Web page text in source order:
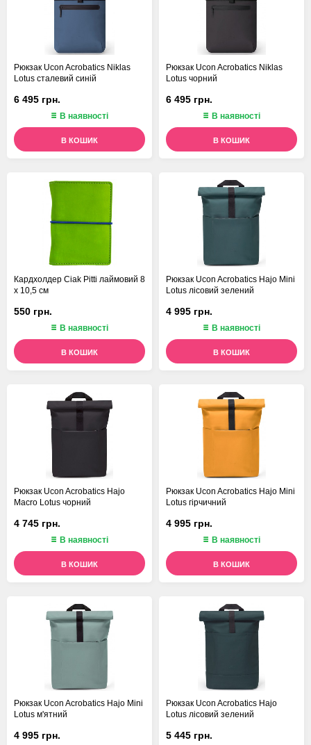
Рюкзак Ucon Acrobatics Niklas
Lotus сталевий синій
6 495 грн.
В наявності
В КОШИК
Рюкзак Ucon Acrobatics Niklas
Lotus чорний
6 495 грн.
В наявності
В КОШИК
Кардхолдер Ciak Pitti лаймовий 8
х 10,5 см
550 грн.
В наявності
В КОШИК
Рюкзак Ucon Acrobatics Hajo Mini
Lotus лісовий зелений
4 995 грн.
В наявності
В КОШИК
Рюкзак Ucon Acrobatics Hajo
Macro Lotus чорний
4 745 грн.
В наявності
В КОШИК
Рюкзак Ucon Acrobatics Hajo Mini
Lotus гірчичний
4 995 грн.
В наявності
В КОШИК
Рюкзак Ucon Acrobatics Hajo Mini
Lotus м'ятний
4 995 грн.
Рюкзак Ucon Acrobatics Hajo
Lotus лісовий зелений
5 445 грн.